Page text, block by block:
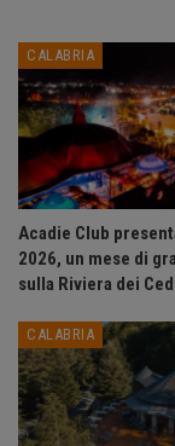
CALABRIA
Acadie Club
2026, un mese di
sulla Riviera dei
CALABRIA